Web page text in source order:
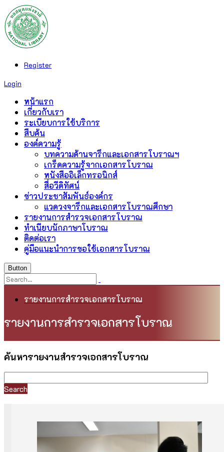
Register
Login
หน้าแรก
เกี่ยวกับเรา
ระเบียบการใช้บริการ
สืบค้น
องค์ความรู้
บทความด้านจารึกและเอกสารโบราณฯ
เกร็ดความรู้จากเอกสารโบราณ
หนังสืออิเล็กทรอนิกส์
สื่อวีดิทัศน์
ข่าวประชาสัมพันธ์องค์กร
แวดวงจารึกและเอกสารโบราณศึกษา
รายงานการสำรวจเอกสารโบราณ
ทำเนียบนักภาษาโบราณ
ติดต่อเรา
คู่มือแนะนำการขอใช้เอกสารโบราณ
Button
รายงานการสำรวจเอกสารโบราณ
รายงานการสำรวจเอกสารโบราณ
ค้นหารายงานสำรวจเอกสารโบราณ
Search